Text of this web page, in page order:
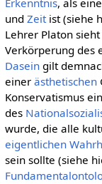
Erkenntnis, als
und Zeitist (siehe
Lehrer Platon
Verkörperung des
Daseingilt
einer ästhetischen
Konservatismus
des
wurde, die alle
eigentlichen
sein sollte (siehe